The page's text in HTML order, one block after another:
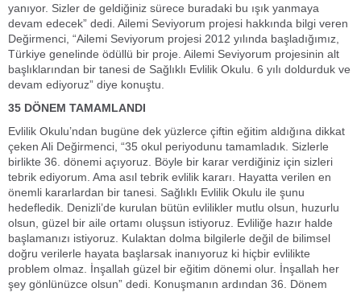
yanıyor. Sizler de geldiğiniz sürece buradaki bu ışık yanmaya
devam edecek” dedi. Ailemi Seviyorum projesi hakkında bilgi veren
Değirmenci, “Ailemi Seviyorum projesi 2012 yılında başladığımız,
Türkiye genelinde ödüllü bir proje. Ailemi Seviyorum projesinin alt
başlıklarından bir tanesi de Sağlıklı Evlilik Okulu. 6 yılı doldurduk ve
devam ediyoruz” diye konuştu.
35 DÖNEM TAMAMLANDI
Evlilik Okulu’ndan bugüne dek yüzlerce çiftin eğitim aldığına dikkat
çeken Ali Değirmenci, “35 okul periyodunu tamamladık. Sizlerle
birlikte 36. dönemi açıyoruz. Böyle bir karar verdiğiniz için sizleri
tebrik ediyorum. Ama asıl tebrik evlilik kararı. Hayatta verilen en
önemli kararlardan bir tanesi. Sağlıklı Evlilik Okulu ile şunu
hedefledik. Denizli’de kurulan bütün evlilikler mutlu olsun, huzurlu
olsun, güzel bir aile ortamı oluşsun istiyoruz. Evliliğe hazır halde
başlamanızı istiyoruz. Kulaktan dolma bilgilerle değil de bilimsel
doğru verilerle hayata başlarsak inanıyoruz ki hiçbir evlilikte
problem olmaz. İnşallah güzel bir eğitim dönemi olur. İnşallah her
şey gönlünüzce olsun” dedi. Konuşmanın ardından 36. Dönem